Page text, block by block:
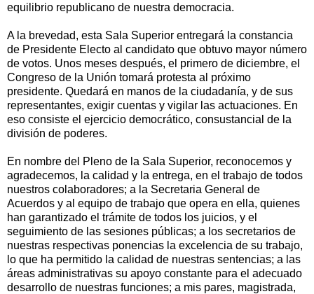
equilibrio republicano de nuestra democracia.
A la brevedad, esta Sala Superior entregará la constancia
de Presidente Electo al candidato que obtuvo mayor número
de votos. Unos meses después, el primero de diciembre, el
Congreso de la Unión tomará protesta al próximo
presidente. Quedará en manos de la ciudadanía, y de sus
representantes, exigir cuentas y vigilar las actuaciones. En
eso consiste el ejercicio democrático, consustancial de la
división de poderes.
En nombre del Pleno de la Sala Superior, reconocemos y
agradecemos, la calidad y la entrega, en el trabajo de todos
nuestros colaboradores; a la Secretaria General de
Acuerdos y al equipo de trabajo que opera en ella, quienes
han garantizado el trámite de todos los juicios, y el
seguimiento de las sesiones públicas; a los secretarios de
nuestras respectivas ponencias la excelencia de su trabajo,
lo que ha permitido la calidad de nuestras sentencias; a las
áreas administrativas su apoyo constante para el adecuado
desarrollo de nuestras funciones; a mis pares, magistrada,